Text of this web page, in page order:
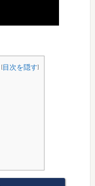
[目次を隠す]